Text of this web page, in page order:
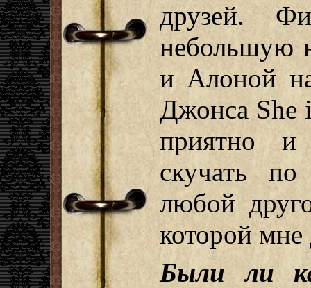
друзей.
небольшую
и Алоной
Джонса She
приятно и
скучать
любой
которой мне
Были ли